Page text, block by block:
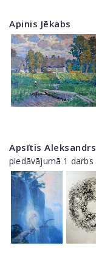
Apinis Jēkabs
Apsītis Aleksandrs
piedāvājumā 1 darbs